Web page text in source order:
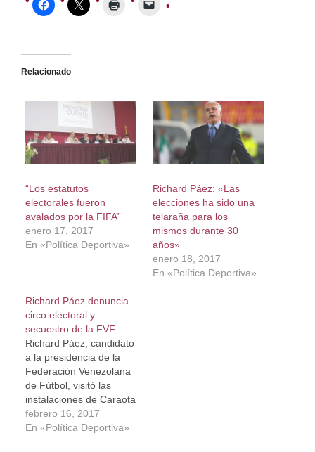
Relacionado
“Los estatutos
electorales fueron
avalados por la FIFA”
enero 17, 2017
En «Política Deportiva»
Richard Páez: «Las
elecciones ha sido una
telaraña para los
mismos durante 30
años»
enero 18, 2017
En «Política Deportiva»
Richard Páez denuncia
circo electoral y
secuestro de la FVF
Richard Páez, candidato
a la presidencia de la
Federación Venezolana
de Fútbol, visitó las
instalaciones de Caraota
Digital como parte de la
gira “Somos Vinotinto”,
febrero 16, 2017
En «Política Deportiva»